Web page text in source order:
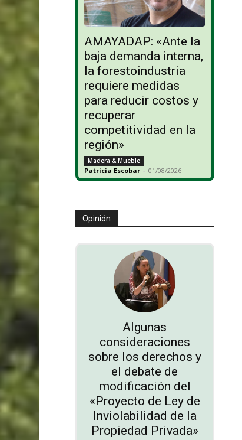
AMAYADAP: «Ante la
baja demanda interna,
la forestoindustria
requiere medidas
para reducir costos y
recuperar
competitividad en la
región»
Madera & Mueble
Patricia Escobar - 01/08/2026
Opinión
Algunas
consideraciones
sobre los derechos y
el debate de
modificación del
«Proyecto de Ley de
Inviolabilidad de la
Propiedad Privada»